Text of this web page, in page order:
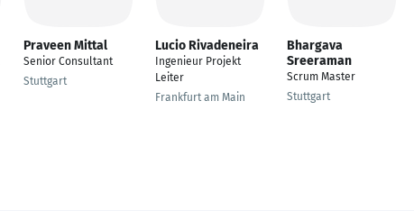
Praveen Mittal
Senior Consultant
Stuttgart
Lucio Rivadeneira
Ingenieur Projekt
Leiter
Frankfurt am Main
Bhargava
Sreeraman
Scrum Master
Stuttgart